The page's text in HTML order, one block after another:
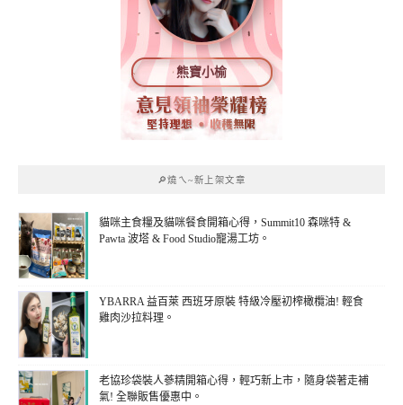
熊寶小榆
🔎燒ㄟ~新上架文章
貓咪主食糧及貓咪餐食開箱心得，Summit10 森咪特 &
Pawta 波塔 & Food Studio寵湯工坊。
YBARRA 益百萊 西班牙原裝 特級冷壓初榨橄欖油! 輕食
雞肉沙拉料理。
老協珍袋裝人蔘精開箱心得，輕巧新上市，隨身袋著走補
氣! 全聯販售優惠中。